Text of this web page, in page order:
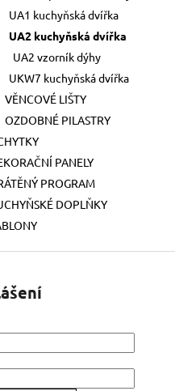
UA1 kuchyňská dvířka
UA2 kuchyňská dvířka
UA2 vzorník dýhy
UKW7 kuchyňská dvířka
VĚNCOVÉ LIŠTY
OZDOBNÉ PILASTRY
PANELY
PROGRAM
DOPLŇKY